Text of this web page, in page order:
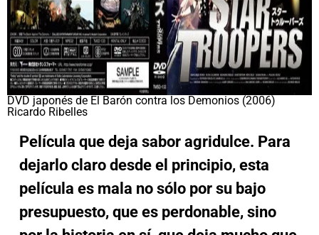
DVD japonés de El Barón contra los Demonios (2006)
Ricardo Ribelles
Película que deja sabor agridulce. Para
dejarlo claro desde el principio, esta
película es mala no sólo por su bajo
presupuesto, que es perdonable, sino